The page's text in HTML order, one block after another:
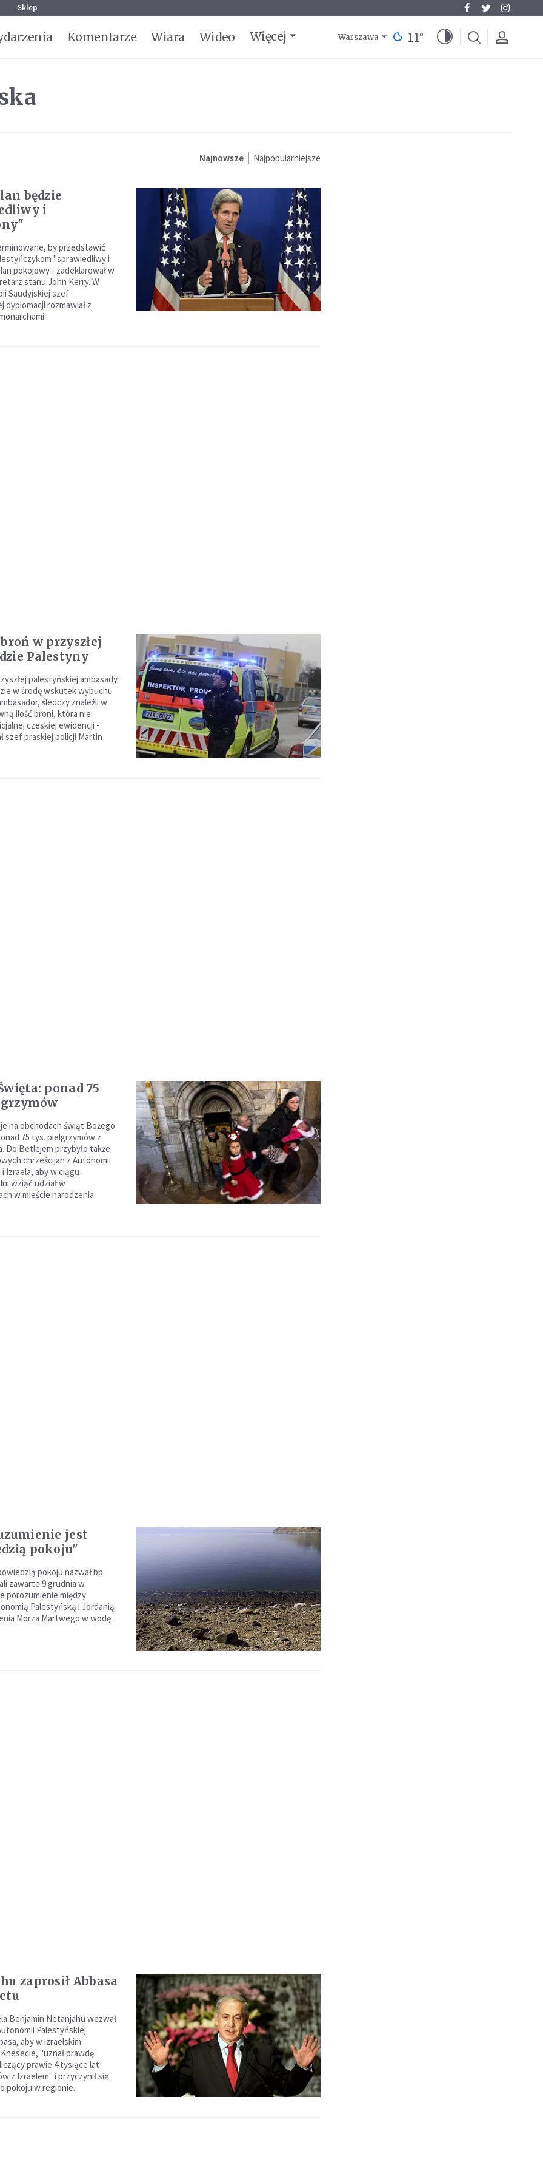
Sklep
Komentarze Wiara Wideo Więcej Warszawa 11°
Najnowsze Najpopularniejsze
będzie
i
by przedstawić
"sprawiedliwy i
pokojowy - zadeklarował w
stanu John Kerry. W
Saudyjskiej szef
dyplomacji rozmawiał z
w przyszłej
Palestyny
palestyńskiej ambasady
w środę wskutek wybuchu
śledczy znaleźli w
ilość broni, która nie
czeskiej ewidencji -
szef praskiej policji Martin
ponad 75
na obchodach świąt Bożego
75 tys. pielgrzymów z
Do Betlejem przybyło także
chrześcijan z Autonomii
Izraela, aby w ciągu
wziąć udział w
w mieście narodzenia
jest
pokoju"
pokoju nazwał bp
zawarte 9 grudnia w
porozumienie między
Palestyńską i Jordanią
Morza Martwego w wodę.
zaprosił Abbasa
Benjamin Netanjahu wezwał
Palestyńskiej
aby w izraelskim
"uznał prawdę
prawie 4 tysiące lat
z Izraelem" i przyczynił się
pokoju w regionie.